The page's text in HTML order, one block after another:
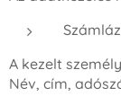
A kezelt
Név, cím,